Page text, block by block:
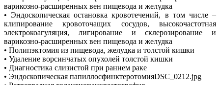
варикозно-расширенных вен пищевода и желудка
• Эндоскопическая остановка кровотечений, в том числе –
клипирование кровоточащих сосудов, высокочастотная
электрокоагуляция, лигирование и склерозирование и
варикозно-расширенных вен пищевода и желудка
• Полипэктомия из пищевода, желудка и толстой кишки
• Удаление ворсинчатых опухолей толстой кишки
• Диагностика слизистой при раннем раке
• Эндоскопическая папиллосфинктеротомияDSC_0212.jpg